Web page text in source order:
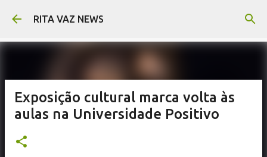
Pular para o conteúdo principal
RITA VAZ NEWS
Exposição cultural marca volta às
aulas na Universidade Positivo